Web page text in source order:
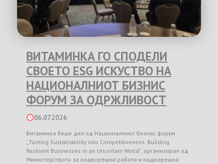
ВИТАМИНКА ГО СПОДЕЛИ
СВОЕТО ESG ИСКУСТВО НА
НАЦИОНАЛНИОТ БИЗНИС
ФОРУМ ЗА ОДРЖЛИВОСТ
06.07.2026
Витаминка беше дел од Националниот бизнис форум
„Turning Sustainability into Competitiveness: Building
Resilient Businesses in an Uncertain World“, организиран од
Министерството за надворешни работи и надворешна